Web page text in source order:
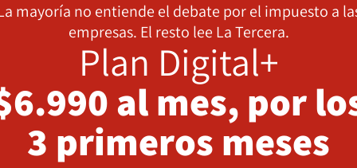
mayoría no entiende el debate por el impuesto a
empresas. El resto lee La Tercera.
Plan Digital+
al mes, por
3 primeros meses